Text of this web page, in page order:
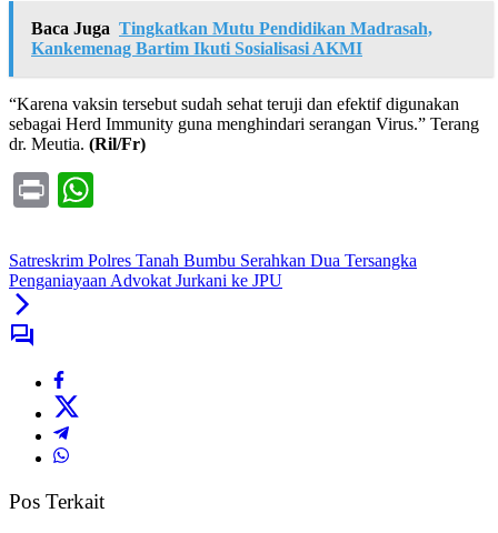
Baca Juga Tingkatkan Mutu Pendidikan Madrasah,
Kankemenag Bartim Ikuti Sosialisasi AKMI
“Karena vaksin tersebut sudah sehat teruji dan efektif digunakan
sebagai Herd Immunity guna menghindari serangan Virus.” Terang
dr. Meutia. (Ril/Fr)
Print
Satreskrim Polres Tanah Bumbu Serahkan Dua Tersangka
Penganiayaan Advokat Jurkani ke JPU
Pos Terkait